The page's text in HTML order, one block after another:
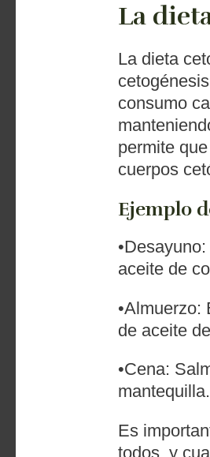
La
La dieta
consumo
permite
cuerpos
Ejemplo
aceite de
•Almuerzo:
de aceite
•Cena:
mantequilla.
Es
todos, y